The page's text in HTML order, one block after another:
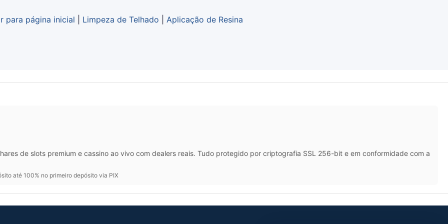
para página inicial Limpeza de Telhado Aplicação de Resina
de slots premium e cassino ao vivo com dealers reais. Tudo protegido por criptografia SSL 256-bit e em conformidade com a
até 100% no primeiro depósito via PIX